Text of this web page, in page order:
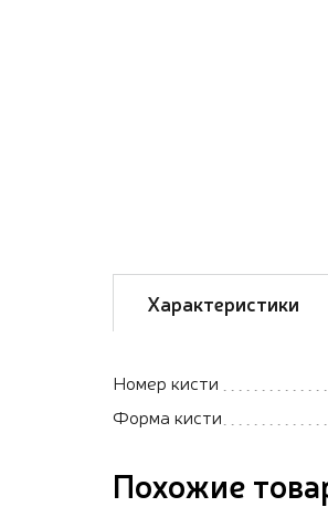
Характеристики
Номер кисти
Форма кисти
Похожие